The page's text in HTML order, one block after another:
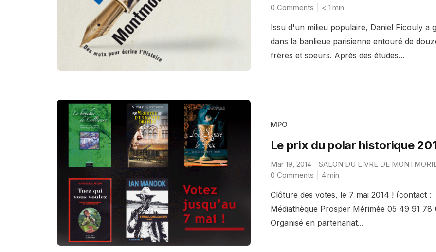
0 Comments
< 1 min
Issu d'un milieu populaire, Daniel Picouly a
dans la banlieue parisienne entouré de
frères et soeurs. Après des études...
MPO
Le prix du polar historique
Mar 19, 2014
SALON DU LIVRE DE
0 Comments
4min
Clôture des votes, le 7 mai 2014 ! (contact :
Médiathèque Prosper Mérimée 05 49 91 78
Organisé en partenariat...